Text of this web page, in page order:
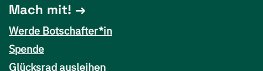
Mach mit!
Werde Botschafter*in
Spende
Glücksrad ausleihen